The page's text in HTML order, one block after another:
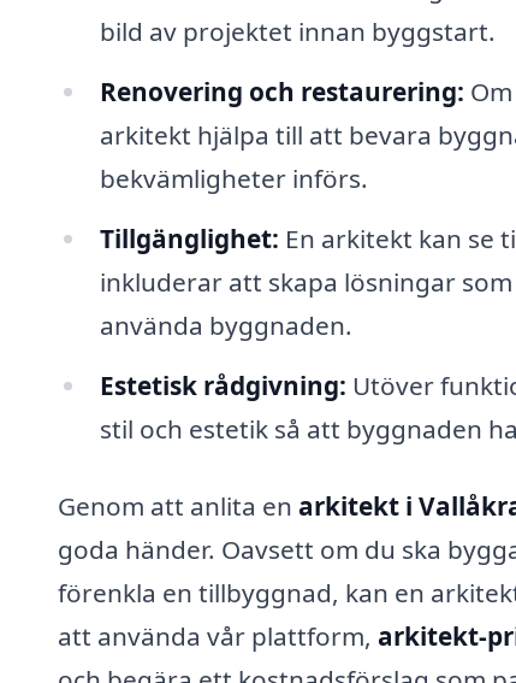
bild av projektet innan byggstart.
Renovering och restaurering:
arkitekt hjälpa till att bevara
bekvämligheter införs.
Tillgänglighet: En arkitekt kan se
inkluderar att skapa lösningar
använda byggnaden.
Estetisk rådgivning: Utöver
stil och estetik så att byggnaden
Genom att anlita en arkitekt i
goda händer. Oavsett om du ska
förenkla en tillbyggnad, kan en
att använda vår plattform, arkitekt-